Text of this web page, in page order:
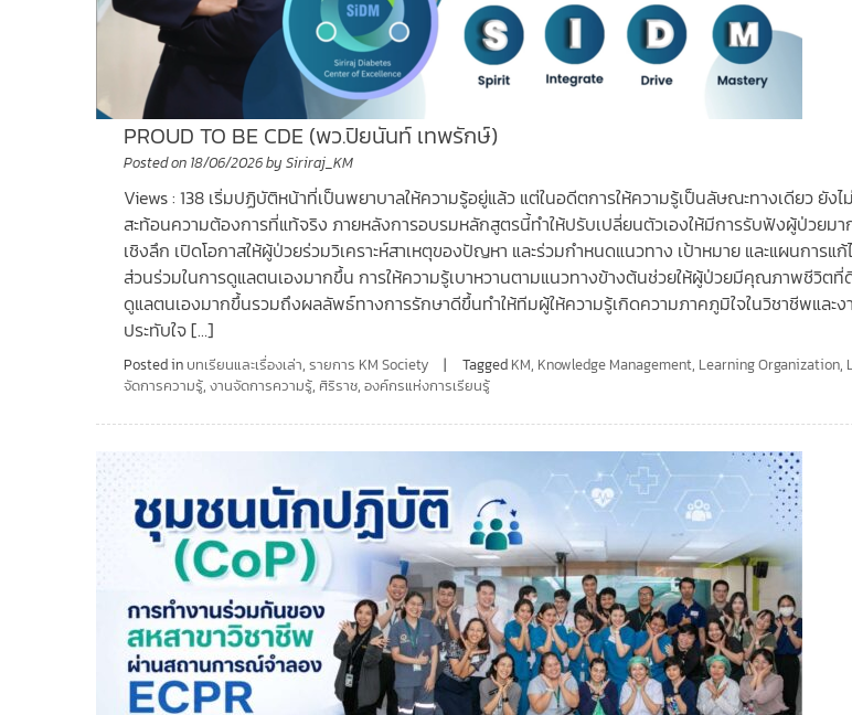
PROUD TO BE CDE (พว.ปิยนันท์ เทพรักษ์)
Posted on 18/06/2026bySiriraj_KM
Views : 138 เริ่มปฏิบัติหน้าที่เป็นพยาบาลให้ความรู้อยู่แล้ว แต่ในอดีตการให้ความรู้เป็นลัษณะทางเดียว ยังไ
สะท้อนความต้องการที่แท้จริง ภายหลังการอบรมหลักสูตรนี้ทำให้ปรับเปลี่ยนตัวเองให้มีการรับฟังผู้ป่วยมา
เชิงลึก เปิดโอกาสให้ผู้ป่วยร่วมวิเคราะห์สาเหตุของปัญหา และร่วมกำหนดแนวทาง เป้าหมาย และแผนการ
ส่วนร่วมในการดูแลตนเองมากขึ้น การให้ความรู้เบาหวานตามแนวทางข้างต้นช่วยให้ผู้ป่วยมีคุณภาพชีวิตที่
ดูแลตนเองมากขึ้นรวมถึงผลลัพธ์ทางการรักษาดีขึ้นทำให้ทีมผู้ให้ความรู้เกิดความภาคภูมิใจในวิชาชีพแล
ประทับใจ […]
Posted in บทเรียนและเรื่องเล่า,รายการ KM Society Tagged KM, Knowledge Management, Learning Organization,
จัดการความรู้,งานจัดการความรู้, ศิริราช,องค์กรแห่งการเรียนรู้